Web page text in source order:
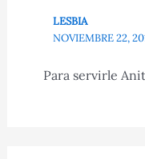
LESBIA
NOVIEMBRE 22,
Para servirle